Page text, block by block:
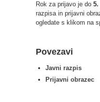
Rok za prijavo je do 5.
razpisa in prijavni
ogledate s klikom na
Povezavi
Javni razpis
Prijavni obrazec